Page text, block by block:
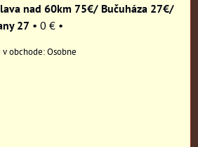
nad 60km 75€/ Bučuháza 27€/
27 • 0 € •
Osobne